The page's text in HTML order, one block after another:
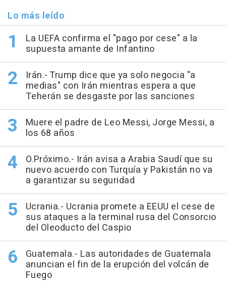
Lo más leído
La UEFA confirma el "pago por cese" a la
supuesta amante de Infantino
Irán.- Trump dice que ya solo negocia "a
medias" con Irán mientras espera a que
Teherán se desgaste por las sanciones
Muere el padre de Leo Messi, Jorge Messi, a
los 68 años
O.Próximo.- Irán avisa a Arabia Saudí que su
nuevo acuerdo con Turquía y Pakistán no va
a garantizar su seguridad
Ucrania.- Ucrania promete a EEUU el cese de
sus ataques a la terminal rusa del Consorcio
del Oleoducto del Caspio
Guatemala.- Las autoridades de Guatemala
anuncian el fin de la erupción del volcán de
Fuego